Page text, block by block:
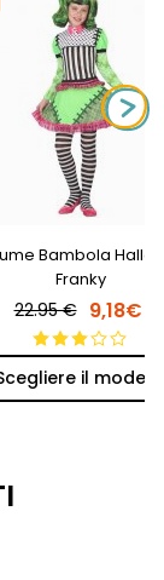
Bambola
Franky
22.95 € 9,18€
il